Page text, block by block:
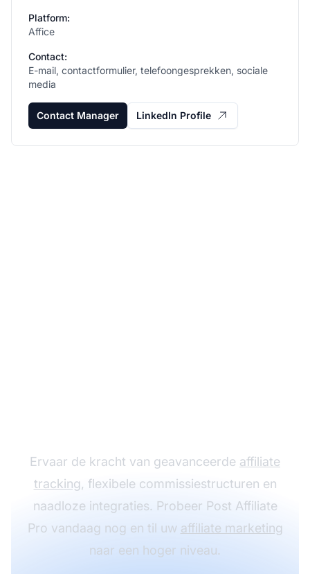
Platform:
Affice
Contact:
E-mail, contactformulier, telefoongesprekken, sociale
media
Contact Manager LinkedIn Profile
Ervaar de kracht van geavanceerde affiliate
tracking, flexibele commissiestructuren en
naadloze integraties. Probeer Post Affiliate
Pro vandaag nog en til uw affiliate marketing
naar een hoger niveau.